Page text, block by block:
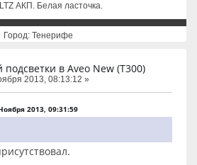
АКП. Белая ласточка.
Город: Тенерифе
в Aveo New (T300)
2013, 08:13:12 »
2013, 09:31:59